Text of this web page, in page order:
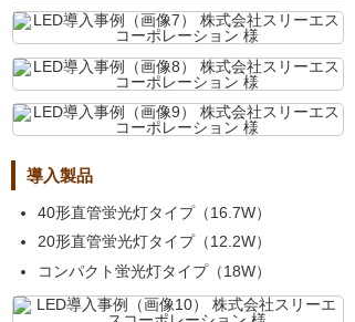
導入製品
40形直管蛍光灯タイプ（16.7W）
20形直管蛍光灯タイプ（12.2W）
コンパクト蛍光灯タイプ（18W）